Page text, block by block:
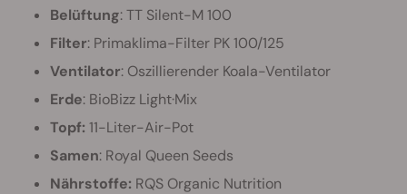
Belüftung: TT Silent-M 100
Filter: Primaklima-Filter PK 100/125
Ventilator: Oszillierender Koala-Ventilator
Erde: BioBizz Light·Mix
Topf: 11-Liter-Air-Pot
Samen: Royal Queen Seeds
Nährstoffe: RQS Organic Nutrition